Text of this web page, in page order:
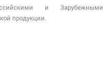
и Зарубежными
продукции.